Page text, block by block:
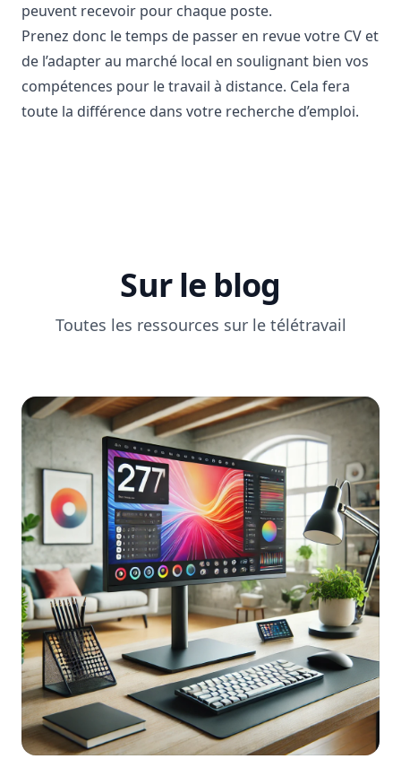
peuvent recevoir pour chaque poste.
Prenez donc le temps de passer en revue votre CV et
de l’adapter au marché local en soulignant bien vos
compétences pour le travail à distance. Cela fera
toute la différence dans votre recherche d’emploi.
Sur le blog
Toutes les ressources sur le télétravail